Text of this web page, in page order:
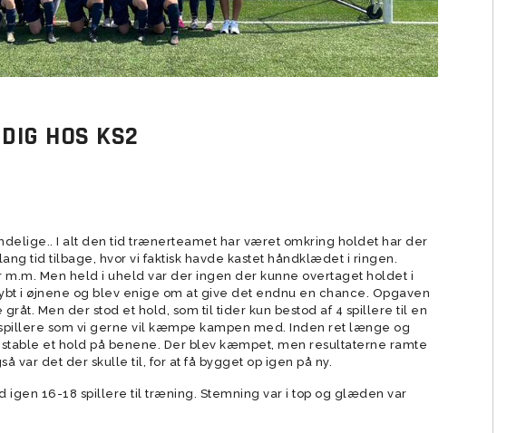
Kampe
BSF nyhedsbreve
Dommere
Værktøjer til
trænere/ledere
Store Bededags Cup 2022
Store Bededags Cup 2023
U14 Drenge Talent (13)
U14 Drenge Bredde (13)
U13 Drenge Talent (14)
U13 Drenge Bredde
U12 Drenge (15)
U9 Drenge (18) U8 Drenge (19) U7 Drenge (20)
U11/U12 Piger (15-16) U9/U10 Piger (17-18) U7/U8 Piger (19/20)
Træningstider
Velkommen
Strategi
Hall Of Fame
Adfærdskodeks for
tilskueradfærd
Adfærdskodeks for
forældre
Kvindeudvalg
HOS KS2
I alt den tid trænerteamet har været omkring holdet har der
tid tilbage, hvor vi faktisk havde kastet håndklædet i ringen.
Men held i uheld var der ingen der kunne overtaget holdet i
i øjnene og blev enige om at give det endnu en chance. Opgaven
Men der stod et hold, som til tider kun bestod af 4 spillere til en
som vi gerne vil kæmpe kampen med. Inden ret længe og
et hold på benene. Der blev kæmpet, men resultaterne ramte
var det der skulle til, for at få bygget op igen på ny.
igen 16-18 spillere til træning. Stemning var i top og glæden var